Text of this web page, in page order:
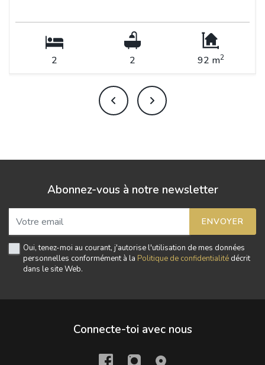
2 2 92 m2
Connecte-toi avec nous
Abonnez-vous à notre newsletter
ENVOYER
Oui, tenez-moi au courant, j'autorise l'utilisation de mes données
personnelles conformément à la Politique de confidentialité décrit
dans le site Web.